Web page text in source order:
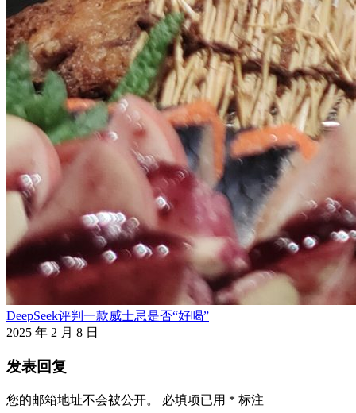
DeepSeek评判一款威士忌是否“好喝”
2025 年 2 月 8 日
发表回复
您的邮箱地址不会被公开。 必填项已用 * 标注